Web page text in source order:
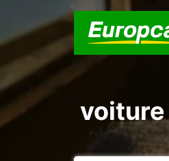
voiture